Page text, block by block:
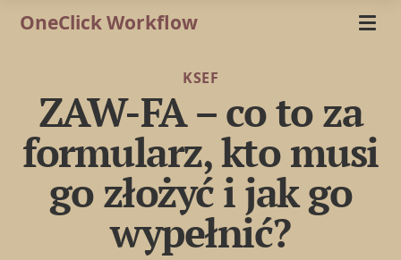
OneClick Workflow
KSEF
ZAW-FA – co to za
formularz, kto musi
go złożyć i jak go
wypełnić?